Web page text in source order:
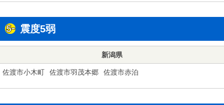
震度5弱
新潟県
佐渡市小木町 佐渡市羽茂本郷 佐渡市赤泊